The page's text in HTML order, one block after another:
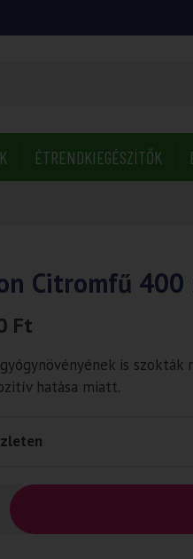
ÉTRENDKIEGÉSZÍTŐK
Citromfű 400
Ft
is
hatása miatt.